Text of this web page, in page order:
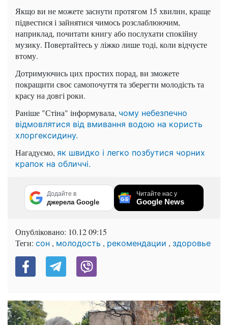
Якщо ви не можете заснути протягом 15 хвилин, краще
підвестися і зайнятися чимось розслаблюючим,
наприклад, почитати книгу або послухати спокійну
музику. Повертайтесь у ліжко лише тоді, коли відчуєте
втому.
Дотримуючись цих простих порад, ви зможете
покращити своє самопочуття та зберегти молодість та
красу на довгі роки.
Раніше "Стіна" інформувала, чому небезпечно
відмовлятися від вмивання водою на користь
хлоргексидину.
Нагадуємо, як швидко і легко позбутися чорних
крапок на обличчі.
Додайте в
джерела Google
Читайте нас у
Google News
Опубліковано: 10.12 09:15
Теги: сон , молодость , рекомендации , здоровье